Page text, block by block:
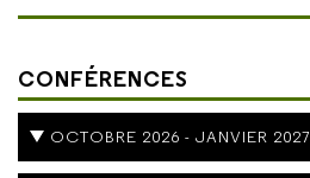
CONFÉRENCES
OCTOBRE 2026 - JANVIER 2027